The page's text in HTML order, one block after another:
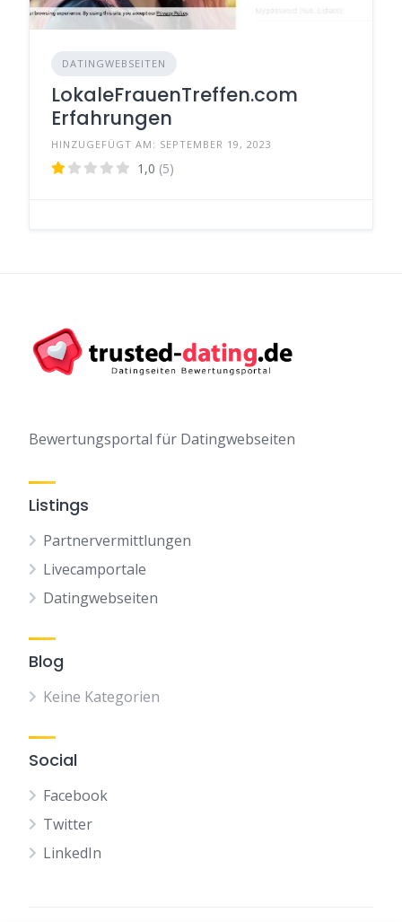
DATINGWEBSEITEN
LokaleFrauenTreffen.com
Erfahrungen
HINZUGEFÜGT AM: SEPTEMBER 19, 2023
1,0 (5)
Bewertungsportal für Datingwebseiten
Listings
Partnervermittlungen
Livecamportale
Datingwebseiten
Blog
Keine Kategorien
Social
Facebook
Twitter
LinkedIn